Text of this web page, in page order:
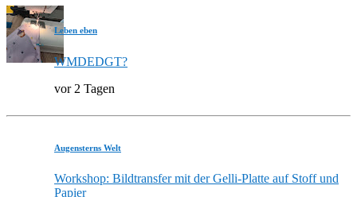
Leben eben
WMDEDGT?
vor 2 Tagen
Augensterns Welt
Workshop: Bildtransfer mit der Gelli-Platte auf Stoff und
Papier